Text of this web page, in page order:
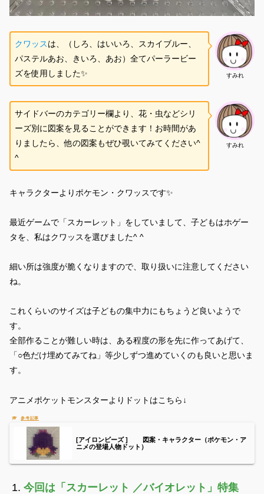
すみれ
クワッスは、（しろ、はいいろ、スカイブルー、
パステルあお、きいろ、あお）全てパーラービー
ズを使用しました✨
すみれ
サイドバーのカテゴリー欄より、花・虫などシリ
ーズ別に図案を見ることができます！お時間があ
りましたら、他の図案もぜひ覗いてみてください^
^
キャラクターよりポケモン・クワッスです✨
最近ゲームで「スカーレット」をしていまして、子どもはホゲー
タを、私はクワッスを選びました^ ^
細い所は強度が脆くなりますので、取り扱いに注意してください
ね。
これくらいのサイズは子どもの集中力にもちょうど良いようで
す。
全部作ることが難しい時は、ある程度の形を先に作ってあげて、
「○色だけ埋めてみてね」等少しずつ進めていくのも良いと思いま
す。
アニメポケットモンスターよりドットはこちら↓
[アイロンビーズ ] 図案・キャラクター（ポケモン・ア
ニメの登場人物ドット）
今回は「スカーレット ／バイオレット」特集